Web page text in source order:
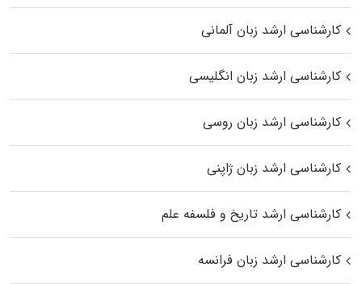
کارشناسی ارشد زبان آلمانی
کارشناسی ارشد زبان انگلیسی
کارشناسی ارشد زبان روسی
کارشناسی ارشد زبان ژاپنی
کارشناسی ارشد تاریخ و فلسفه علم
کارشناسی ارشد زبان فرانسه